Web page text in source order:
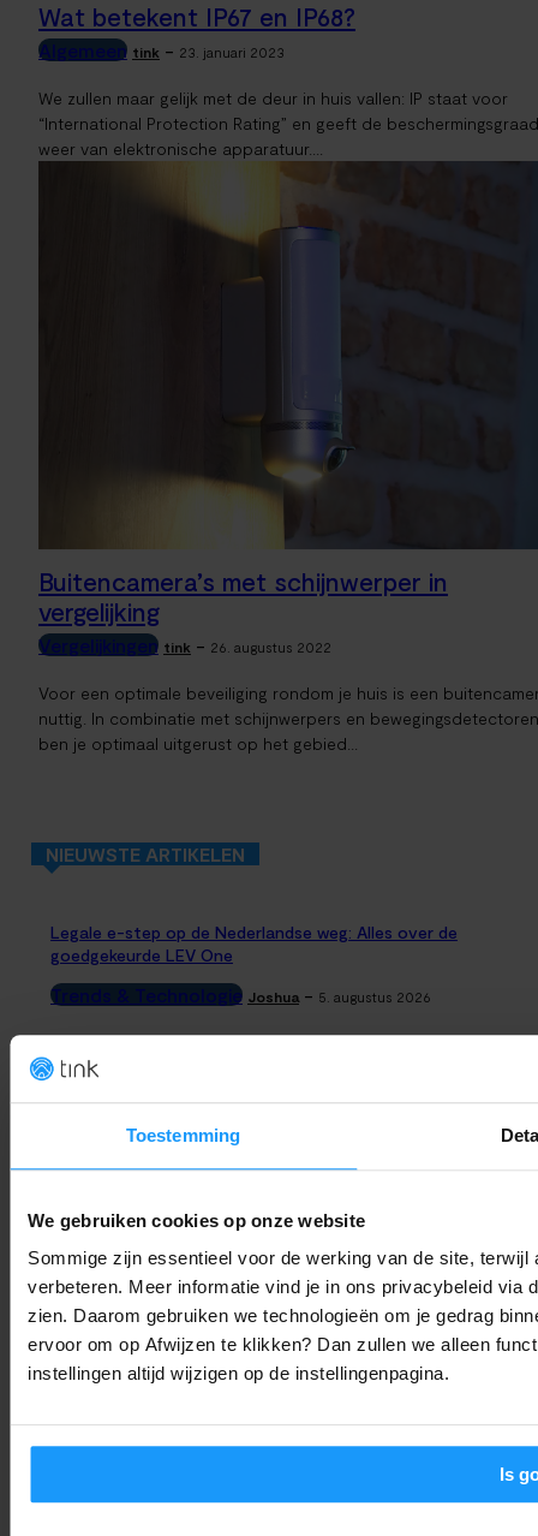
Toestemming
We gebruiken cookies op onze website
Sommige zijn essentieel voor de werking van de site,
verbeteren. Meer informatie vind je in ons privacybeleid via
zien. Daarom gebruiken we technologieën om je gedrag
ervoor om op Afwijzen te klikken? Dan zullen we alleen
instellingen altijd wijzigen op de instellingenpagina.
Is
Wat betekent IP67 en IP68?
Algemeen tink - 23. januari 2023
We zullen maar gelijk met de deur in huis vallen: IP staat voor
“International Protection Rating” en geeft de beschermingsgraad
weer van elektronische apparatuur....
Buitencamera’s met schijnwerper in
vergelijking
Vergelijkingen tink - 26. augustus 2022
Voor een optimale beveiliging rondom je huis is een
nuttig. In combinatie met schijnwerpers en bewegingsdetectoren
ben je optimaal uitgerust op het gebied...
NIEUWSTE ARTIKELEN
Legale e-step op de Nederlandse weg: Alles over de
goedgekeurde LEV One
Trends & Technologie Joshua - 5. augustus 2026
Google Pixel Tag prijs en datum gelekt: Dit gaat de AirTag-
Smart Home Nieuws Joshua
weten
Smart Home Nieuws Joshua - 5. augustus 2026
Pixel 10 gebruikers opgelet: Deze update lost je touch-
problemen op